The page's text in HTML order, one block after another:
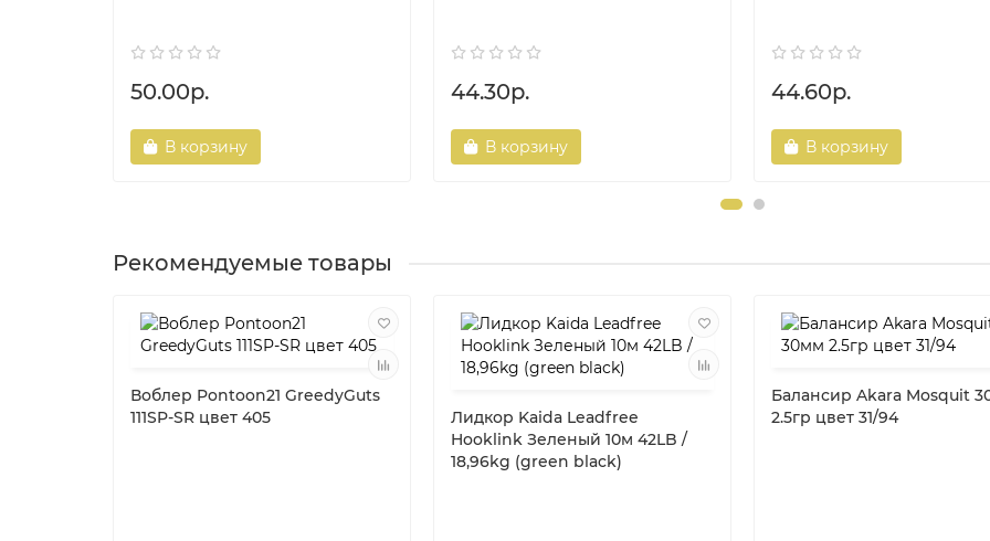
50.00р.
В корзину
44.30р.
В корзину
44.60р.
В корзину
Рекомендуемые товары
Воблер Pontoon21 GreedyGuts
111SP-SR цвет 405
Лидкор Kaida Leadfree
Hooklink Зеленый 10м 42LB /
18,96kg (green black)
Балансир Akara Mosquit
2.5гр цвет 31/94